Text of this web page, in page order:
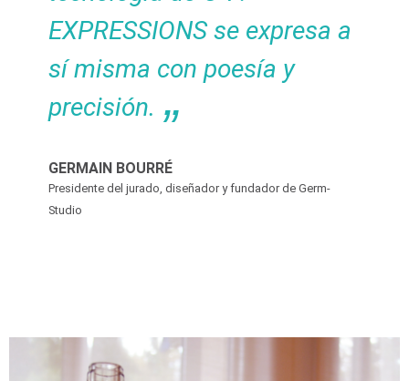
EXPRESSIONS se expresa a
sí misma con poesía y
precisión.
GERMAIN BOURRÉ
Presidente del jurado, diseñador y fundador de Germ-
Studio